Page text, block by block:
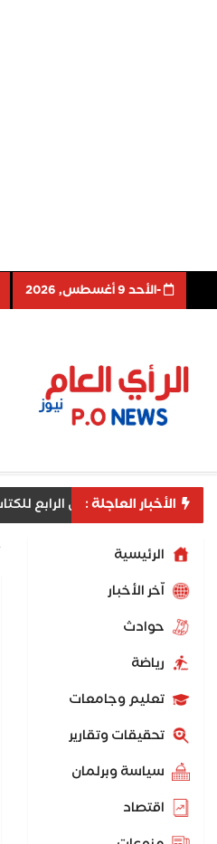
-اﻷحد 9 أغسطس, 2026
الأخبار العاجلة :
السويس الرابع للكتاب يشهد إقبال جماهيري ..
الرئيسية
اّخر الأخبار
حوادث
رياضة
تعليم وجامعات
تحقيقات وتقارير
سياسة وبرلمان
اقتصاد